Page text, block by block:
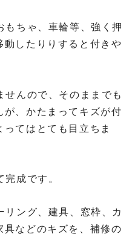
もちゃ、車輪等、強く押
動したりりすると付きや
せんので、そのままでも
、かたまってキズが付
てはとても目立ちま
成です。
リング、建具、窓枠、カ
具などのキズを、補修の